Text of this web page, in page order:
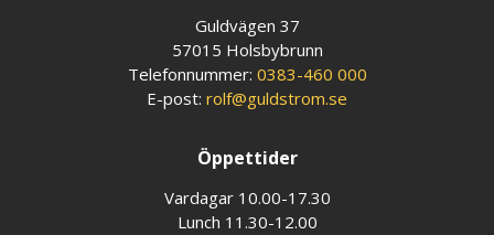
Guldvägen 37
57015 Holsbybrunn
Telefonnummer: 0383-460 000
E-post: rolf@guldstrom.se
Öppettider
Vardagar 10.00-17.30
Lunch 11.30-12.00